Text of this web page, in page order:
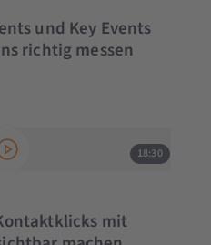
und Key Events
richtig messen
18:30
mit